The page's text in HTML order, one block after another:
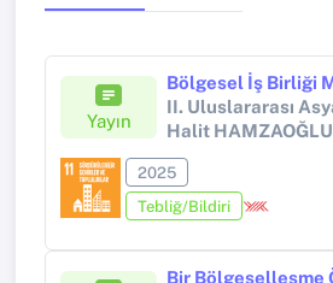
Yayın
Halit HAMZAOĞLU
2025
Tebliğ/Bildiri